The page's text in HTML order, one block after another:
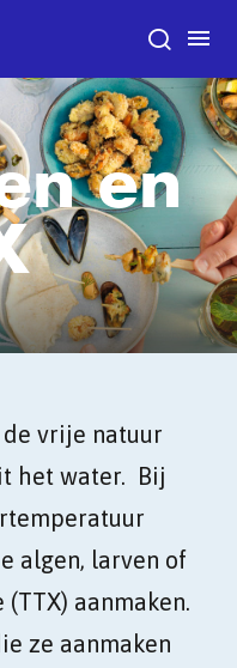
en
vrije natuur
het water. Bij
algen, larven of
aanmaken.
ze aanmaken